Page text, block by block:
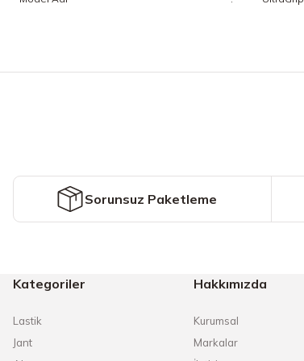
Ürün fiyatı diğer sitelerden daha pahalı.
Bu ürüne benzer farklı alternatifler olmalı.
Sorunsuz Paketleme
Kategoriler
Lastik
Jant
Hakkımızda
Kurumsal
Markalar